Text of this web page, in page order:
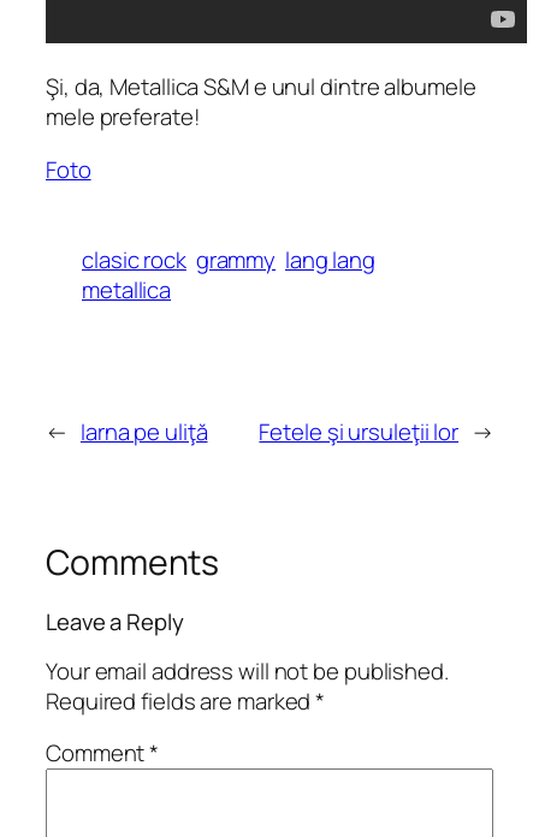
Şi, da, Metallica S&M e unul dintre albumele
mele preferate!
Foto
clasic rock grammy lang lang
metallica
← Iarna pe uliţă Fetele şi ursuleţii lor →
Comments
Leave a Reply
Your email address will not be published.
Required fields are marked*
Comment*